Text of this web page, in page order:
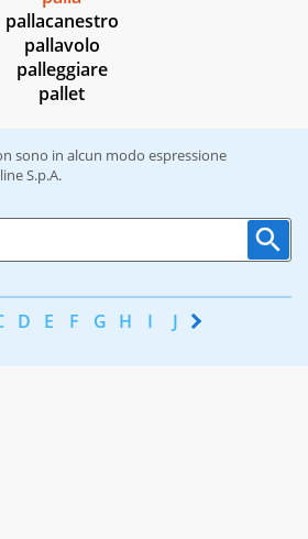
pallacanestro
pallavolo
palleggiare
pallet
sono in alcun modo espressione
S.p.A.
D E F G H I J K